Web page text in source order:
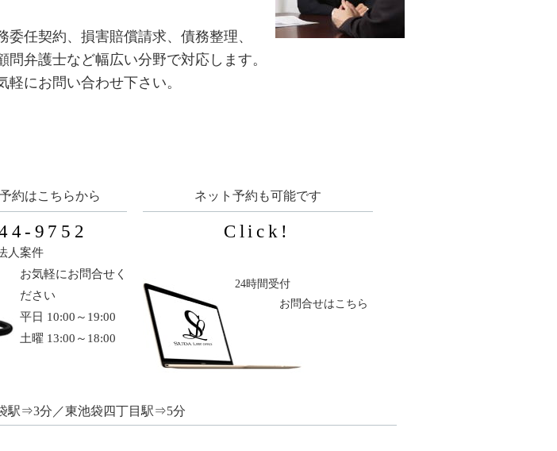
任契約、損害賠償請求、債務整理、
弁護士など幅広い分野で対応します。
にお問い合わせ下さい。
約はこちらから
9752
人案件
お気軽にお問合せく
ださい
平日 10:00～19:00
土曜 13:00～18:00
ネット予約も可能です
Click!
24時間受付
お問合せはこちら
駅⇒3分／東池袋四丁目駅⇒5分